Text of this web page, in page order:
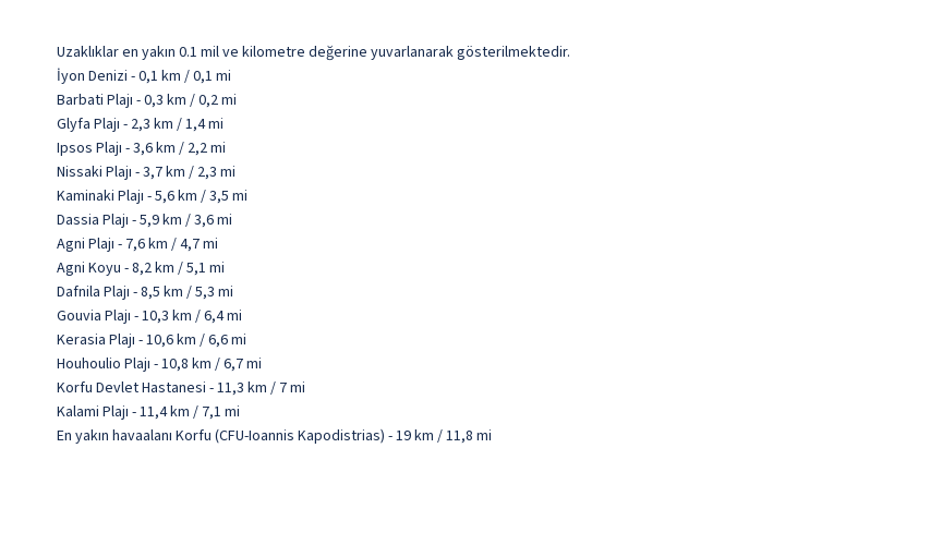
Uzaklıklar en yakın 0.1 mil ve kilometre değerine yuvarlanarak gösterilmektedir.
İyon Denizi - 0,1 km / 0,1 mi
Barbati Plajı - 0,3 km / 0,2 mi
Glyfa Plajı - 2,3 km / 1,4 mi
Ipsos Plajı - 3,6 km / 2,2 mi
Nissaki Plajı - 3,7 km / 2,3 mi
Kaminaki Plajı - 5,6 km / 3,5 mi
Dassia Plajı - 5,9 km / 3,6 mi
Agni Plajı - 7,6 km / 4,7 mi
Agni Koyu - 8,2 km / 5,1 mi
Dafnila Plajı - 8,5 km / 5,3 mi
Gouvia Plajı - 10,3 km / 6,4 mi
Kerasia Plajı - 10,6 km / 6,6 mi
Houhoulio Plajı - 10,8 km / 6,7 mi
Korfu Devlet Hastanesi - 11,3 km / 7 mi
Kalami Plajı - 11,4 km / 7,1 mi
En yakın havaalanı Korfu (CFU-Ioannis Kapodistrias) - 19 km / 11,8 mi